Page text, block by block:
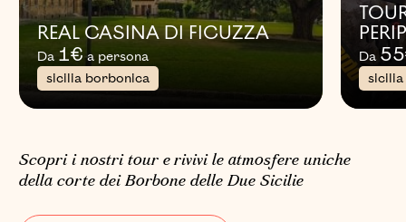
REAL CASINA DI FICUZZA
Da 1€a persona
sicilia borbonica
Da 55
Scopri i nostri tour e rivivi le atmosfere uniche
della corte dei Borbone delle Due Sicilie